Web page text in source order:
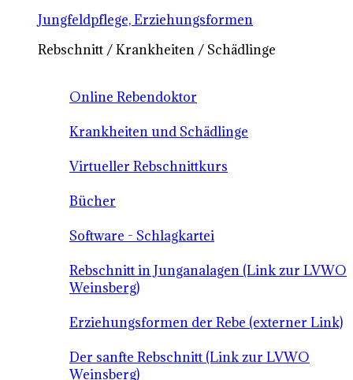
Jungfeldpflege, Erziehungsformen
Rebschnitt / Krankheiten / Schädlinge
Online Rebendoktor
Krankheiten und Schädlinge
Virtueller Rebschnittkurs
Bücher
Software - Schlagkartei
Rebschnitt in Junganalagen (Link zur LVWO
Weinsberg)
Erziehungsformen der Rebe (externer Link)
Der sanfte Rebschnitt (Link zur LVWO
Weinsberg)